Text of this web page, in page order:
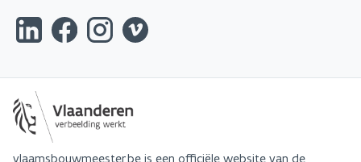
vlaamsbouwmeester.be is een officiële website van de